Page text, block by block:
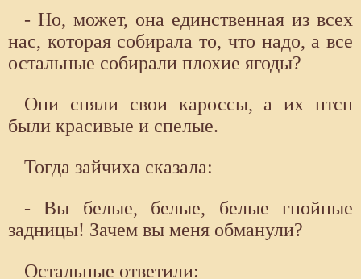
- Но, может, она единственная из всех
нас, которая собирала то, что надо, а все
остальные собирали плохие ягоды?
Они сняли свои кароссы, а их нтсн
были красивые и спелые.
Тогда зайчиха сказала:
- Вы белые, белые, белые гнойные
задницы! Зачем вы меня обманули?
Остальные ответили: